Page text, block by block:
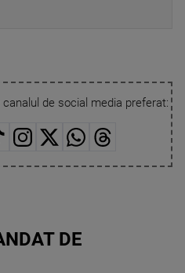
de social media preferat:
DE